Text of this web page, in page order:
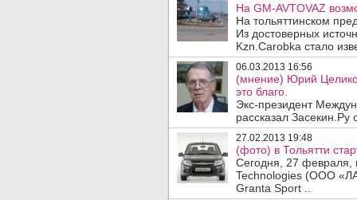
На GM-AVTOVAZ
На тольяттинском
Из достоверных
Kzn.Carobka стало
06.03.2013 16:56
(мнение) Юрий
это благо.
Экс-президент
рассказал
27.02.2013 19:48
(фото) в Тольятти
Сегодня, 27 февраля,
Technologies (ООО
Granta Sport ..